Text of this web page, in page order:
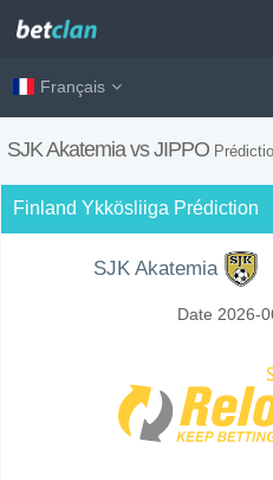
Français
SJK Akatemia vs JIPPO Prédiction,
Finland Ykkösliiga Prédiction
SJK Akatemia
Date 2026-